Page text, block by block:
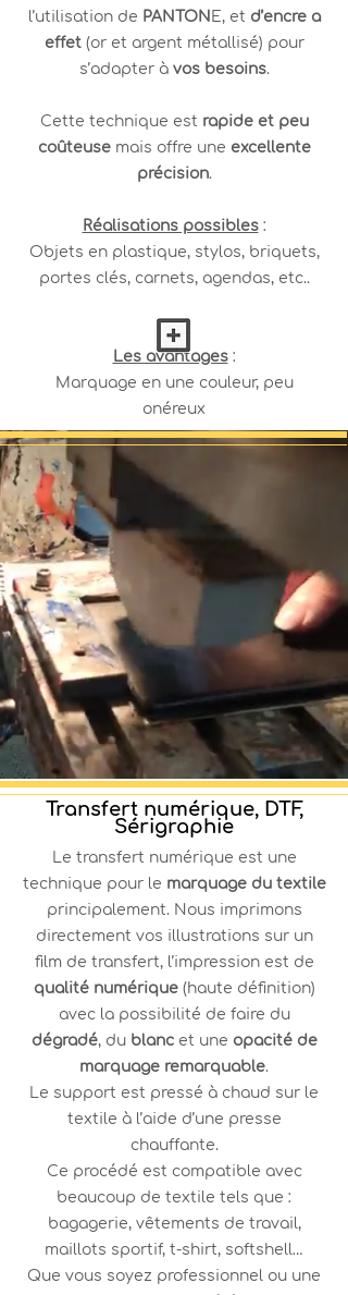
l’utilisation de PANTON E, et d’encre a
effet(or et argent métallisé) pour
s’adapter à vos besoins.
Cette technique est rapide et peu
coûteusemais offre une excellente
précision.
Réalisations possibles:
Objets en plastique, stylos, briquets,
portes clés, carnets, agendas, etc..
Les avantages:
Marquage en une couleur, peu
onéreux
Transfert numérique, DTF,
Sérigraphie
Le transfert numérique est une
technique pour le marquage du textile
principalement. Nous imprimons
directement vos illustrations sur un
film de transfert, l’impression est de
qualité numérique(haute définition)
avec la possibilité de faire du
dégradé, du blancet une opacité de
marquage remarquable.
Le support est pressé à chaud sur le
textile à l’aide d’une presse
chauffante.
Ce procédé est compatible avec
beaucoup de textile tels que :
bagagerie, vêtements de travail,
maillots sportif, t-shirt, softshell…
Que vous soyez professionnel ou une